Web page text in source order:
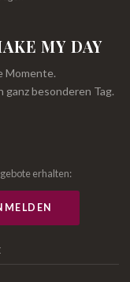
MY DAY
Momente.
besonderen Tag.
erhalten: